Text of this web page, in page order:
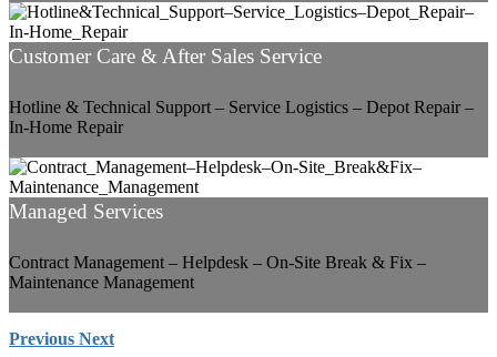
Customer Care & After Sales Service
Hotline & Technical Support – Service Logistics – Depot Repair –
In-Home Repair
Managed Services
Contract Management – Helpdesk – On-Site Break & Fix –
Maintenance Management
Previous Next